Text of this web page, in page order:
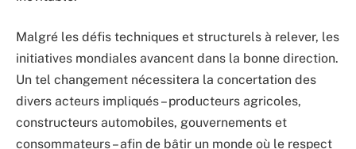
Malgré les défis techniques et structurels à relever, les
initiatives mondiales avancent dans la bonne direction.
Un tel changement nécessitera la concertation des
divers acteurs impliqués – producteurs agricoles,
constructeurs automobiles, gouvernements et
consommateurs – afin de bâtir un monde où le respect